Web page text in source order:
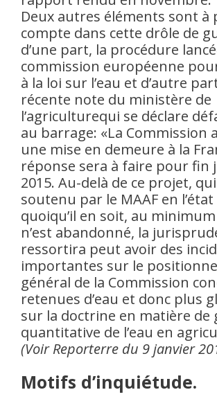
Deux autres éléments sont à
compte dans cette drôle de
d’une part, la procédure
commission européenne
à la loi sur l’eau et d’autre
récente note du ministère de
l’agriculturequi se déclare
au barrage: «La Commission
une mise en demeure à la
réponse sera à faire pour fin
2015. Au-delà de ce projet,
soutenu par le MAAF en
quoiqu’il en soit, au
n’est abandonné, la
ressortira peut avoir des
importantes sur le
général de la Commission
retenues d’eau et donc plus
sur la doctrine en matière de
quantitative de l’eau en
(Voir Reporterre du 9 janvier
Motifs d’inquiétude.